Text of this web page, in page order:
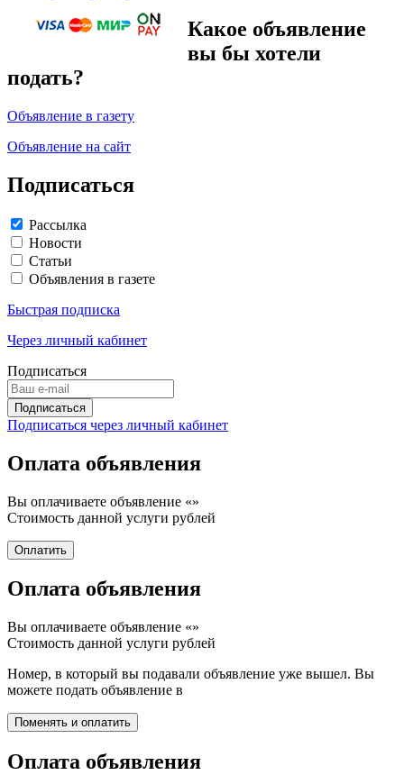
Какое объявление
вы бы хотели
подать?
Объявление в газету
Объявление на сайт
Подписаться
Рассылка
Новости
Статьи
Объявления в газете
Быстрая подписка
Через личный кабинет
Подписаться
Подписаться через личный кабинет
Оплата объявления
Вы оплачиваете объявление «»
Стоимость данной услуги рублей
Оплата объявления
Вы оплачиваете объявление «»
Стоимость данной услуги рублей
Номер, в который вы подавали объявление уже вышел. Вы
можете подать объявление в
Оплата объявления